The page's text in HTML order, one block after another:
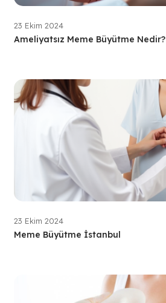
23 Ekim 2024
Ameliyatsız Meme Büyütme Nedir?
23 Ekim 2024
Meme Büyütme İstanbul